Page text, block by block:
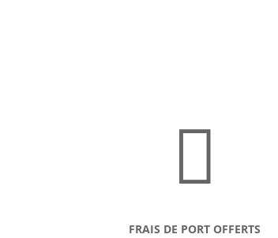

FRAIS DE PORT OFFERTS